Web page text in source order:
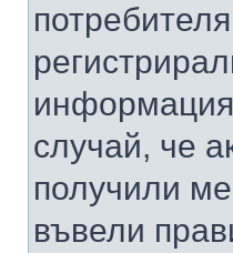
случай, че
получили
въвели